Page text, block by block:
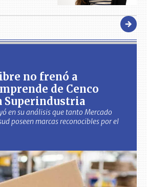
no frenó a
de Cenco
Superindustria
en su análisis que tanto Mercado
poseen marcas reconocibles por el